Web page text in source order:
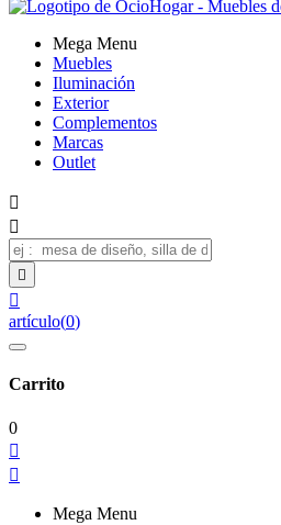
Mega Menu
Muebles
Iluminación
Exterior
Complementos
Marcas
Outlet




artículo(0)
Carrito
0


Mega Menu